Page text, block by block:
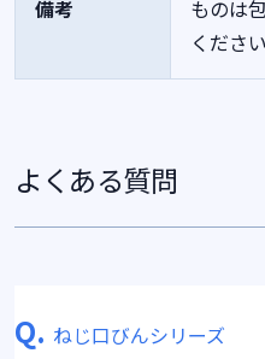
備考
ものは
ください
よくある質問
Q. ねじ口びんシリーズ